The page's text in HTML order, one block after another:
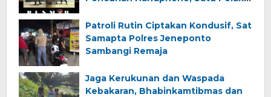
Patroli Rutin Ciptakan Kondusif, Sat
Samapta Polres Jeneponto
Sambangi Remaja
Jaga Kerukunan dan Waspada
Kebakaran, Bhabinkamtibmas dan